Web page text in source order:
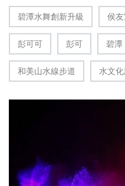
碧潭水舞創新升級 侯
彭可可 彭可 碧潭
和美山水線步道 水文